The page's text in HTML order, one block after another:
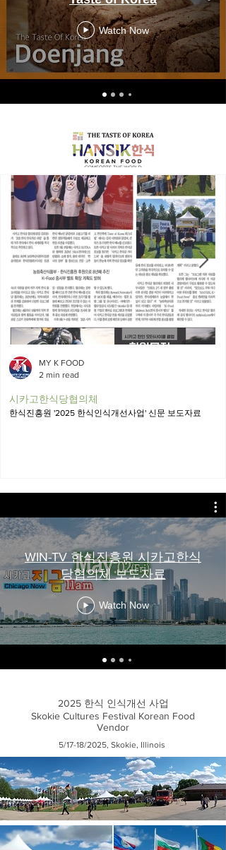
Watch Now
한식진흥원 '2025 한식인식개선사업' 신문 보도자료
시카고한식당협의체
MY K FOOD
2 min read
WIN-TV 한식진흥원 시카고한식
당협의체 보도자료
Watch Now
2025 한식 인식개선 사업
Skokie Cultures Festival Korean Food
Vendor
5/17-18/2025, Skokie, Illinois